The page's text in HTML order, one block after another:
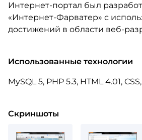
Интернет-портал был
«Интернет-Фарватер» с
достижений в области веб-
Использованные технологии
MySQL 5, PHP 5.3, HTML 4.01,
Скриншоты